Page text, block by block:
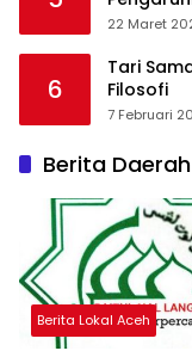
22 Maret
6
Tari
Filosofi
7 Februari
Berita Daerah
Berita Lokal Aceh